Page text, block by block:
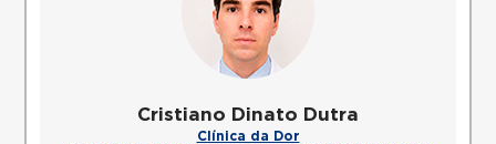
Cristiano Dinato Dutra
Clínica da Dor